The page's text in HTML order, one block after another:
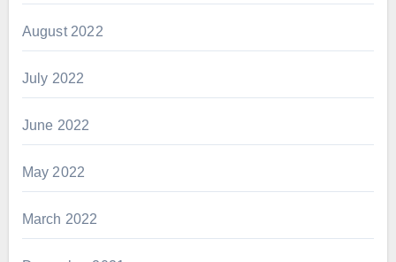
August 2022
July 2022
June 2022
May 2022
March 2022